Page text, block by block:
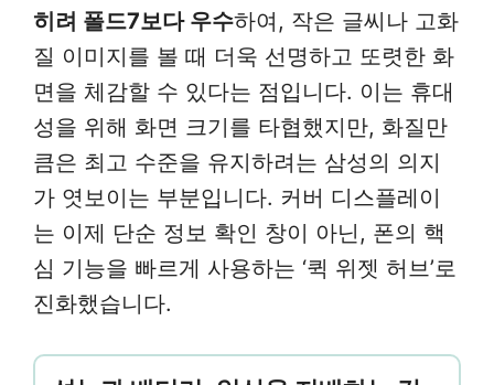
히려 폴드7보다 우수하여, 작은 글씨나 고화
질 이미지를 볼 때 더욱 선명하고 또렷한 화
면을 체감할 수 있다는 점입니다. 이는 휴대
성을 위해 화면 크기를 타협했지만, 화질만
큼은 최고 수준을 유지하려는 삼성의 의지
가 엿보이는 부분입니다. 커버 디스플레이
는 이제 단순 정보 확인 창이 아닌, 폰의 핵
심 기능을 빠르게 사용하는 ‘퀵 위젯 허브’로
진화했습니다.